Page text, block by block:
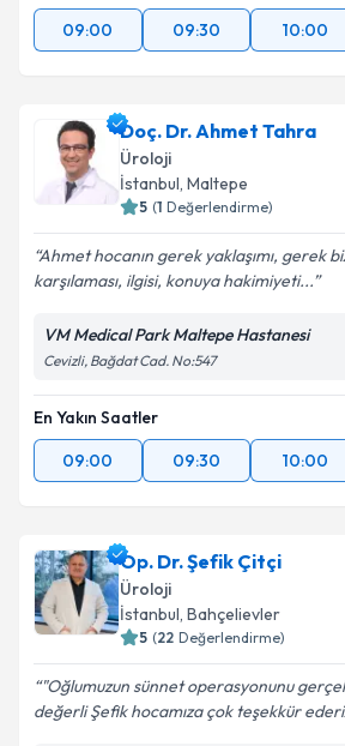
Kişisel verilerimin işlenmesine
'ni okudum ve kişisel
kapsamda işlenmesini kabul
Takvim Talebini
09:00 09:30 10:00
Doç. Dr. Ahmet Tahra
Üroloji
İstanbul, Maltepe
5 (1 Değerlendirme)
Ahmet hocanın gerek yaklaşımı, gerek
karşılaması, ilgisi, konuya hakimiyeti...
VM Medical Park Maltepe Hastanesi
Cevizli, Bağdat Cad. No:547
En Yakın Saatler
09:00
09:30 10:00
Op. Dr. Şefik Çitçi
Üroloji
İstanbul, Bahçelievler
5 (22 Değerlendirme)
"Oğlumuzun sünnet operasyonunu
değerli Şefik hocamıza çok teşekkür